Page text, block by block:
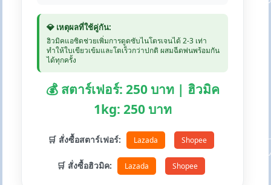
💎 เหตุผลที่ใช้คู่กัน:
ฮิวมิคแอซิดช่วยเพิ่มการดูดซับไนโตรเจนได้ 2-3 เท่า
ทำให้ใบเขียวเข้มและโตเร็วกว่าปกติ ผสมฉีดพ่นพร้อมกัน
ได้ทุกครั้ง
💰 สตาร์เฟอร์: 250 บาท | ฮิวมิค
1kg: 250 บาท
🛒 สั่งซื้อสตาร์เฟอร์: Lazada Shopee
🛒 สั่งซื้อฮิวมิค: Lazada Shopee